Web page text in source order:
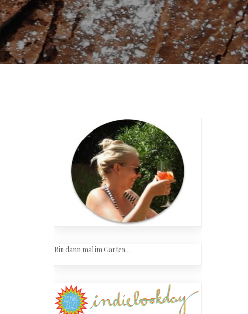
Bin dann mal im Garten…